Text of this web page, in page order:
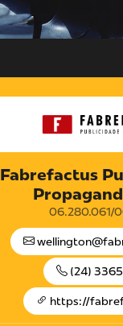
Fabrefactus
06.280.061/
(24)
https://